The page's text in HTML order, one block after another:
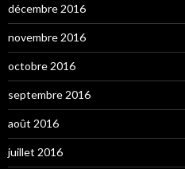
décembre 2016
novembre 2016
octobre 2016
septembre 2016
août 2016
juillet 2016